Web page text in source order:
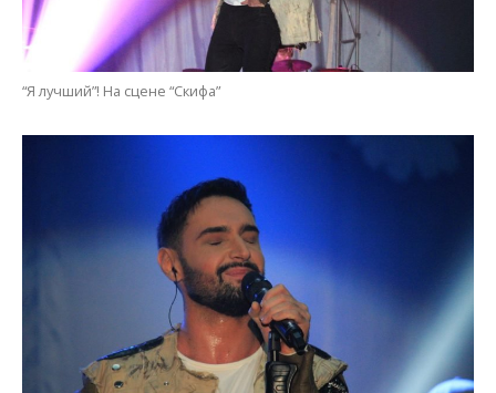
“Я лучший”! На сцене “Скифа”